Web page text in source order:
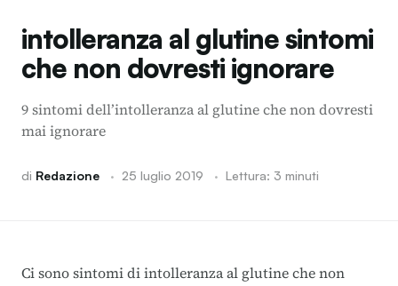
intolleranza al glutine sintomi
che non dovresti ignorare
9 sintomi dell’intolleranza al glutine che non dovresti
mai ignorare
di Redazione · 25 luglio 2019 · Lettura: 3 minuti
Ci sono sintomi di intolleranza al glutine che non